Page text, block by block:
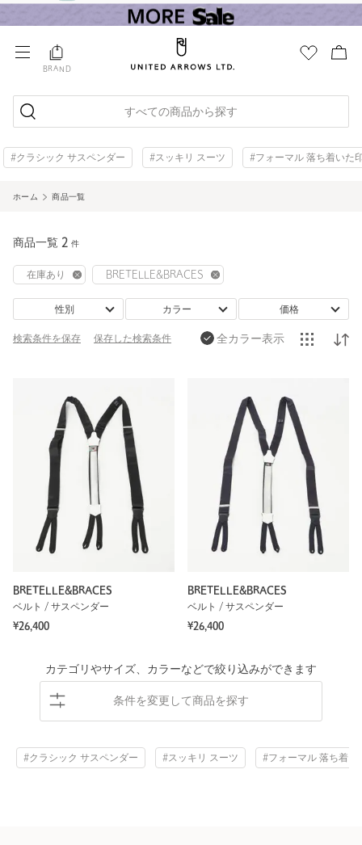
BRAND
すべての商品から探す
#クラシック サスペンダー #スッキリ スーツ #フォーマル 落ち着いた
ホーム 商品一覧
商品一覧 2 件
在庫あり BRETELLE&BRACES
性別 カラー 価格
検索条件を保存 保存した検索条件 全カラー表示
BRETELLE&BRACES
ベルト / サスペンダー
¥26,400
BRETELLE&BRACES
ベルト / サスペンダー
¥26,400
カテゴリやサイズ、カラーなどで絞り込みができます
条件を変更して商品を探す
#クラシック サスペンダー #スッキリ スーツ #フォーマル 落ち着い